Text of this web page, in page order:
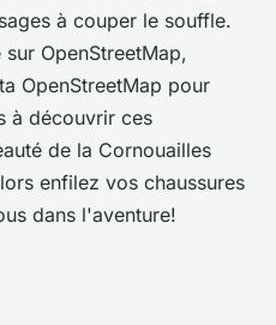
à couper le souffle.
sur OpenStreetMap,
OpenStreetMap pour
à découvrir ces
de la Cornouailles
enfilez vos chaussures
dans l'aventure!